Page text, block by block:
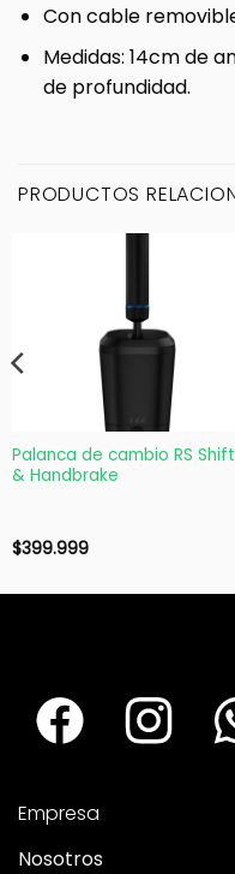
Con cable
Medidas: 14cm de
de profundidad.
PRODUCTOS
Palanca de cambio RS
& Handbrake
$399.999
Empresa
Nosotros